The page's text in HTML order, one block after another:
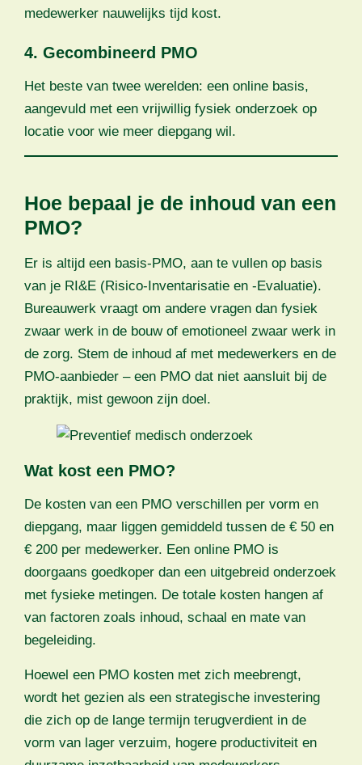
medewerker nauwelijks tijd kost.
4. Gecombineerd PMO
Het beste van twee werelden: een online basis,
aangevuld met een vrijwillig fysiek onderzoek op
locatie voor wie meer diepgang wil.
Hoe bepaal je de inhoud van een
PMO?
Er is altijd een basis-PMO, aan te vullen op basis
van je RI&E (Risico-Inventarisatie en -Evaluatie).
Bureauwerk vraagt om andere vragen dan fysiek
zwaar werk in de bouw of emotioneel zwaar werk in
de zorg. Stem de inhoud af met medewerkers en de
PMO-aanbieder – een PMO dat niet aansluit bij de
praktijk, mist gewoon zijn doel.
Wat kost een PMO?
De kosten van een PMO verschillen per vorm en
diepgang, maar liggen gemiddeld tussen de € 50 en
€ 200 per medewerker. Een online PMO is
doorgaans goedkoper dan een uitgebreid onderzoek
met fysieke metingen. De totale kosten hangen af
van factoren zoals inhoud, schaal en mate van
begeleiding.
Hoewel een PMO kosten met zich meebrengt,
wordt het gezien als een strategische investering
die zich op de lange termijn terugverdient in de
vorm van lager verzuim, hogere productiviteit en